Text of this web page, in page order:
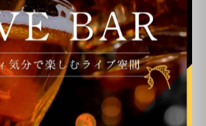
カテゴリー Categories
全てのカテゴリー
ライブ